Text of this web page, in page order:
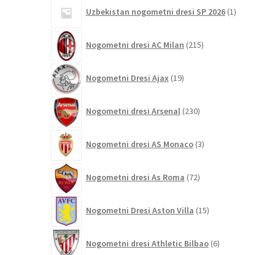
Uzbekistan nogometni dresi SP 2026 1izdelek
Nogometni dresi AC Milan 215izdelkov
Nogometni Dresi Ajax 19izdelkov
Nogometni dresi Arsenal 230izdelkov
Nogometni dresi AS Monaco 3izdelki
Nogometni dresi As Roma 72izdelkov
Nogometni Dresi Aston Villa 15izdelkov
Nogometni dresi Athletic Bilbao 6izdelkov